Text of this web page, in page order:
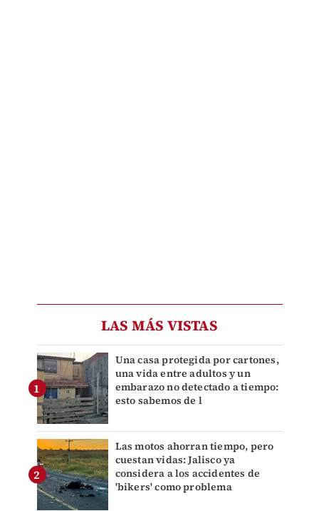
LAS MÁS VISTAS
Una casa protegida por cartones,
una vida entre adultos y un
embarazo no detectado a tiempo:
esto sabemos de l
Las motos ahorran tiempo, pero
cuestan vidas: Jalisco ya
considera a los accidentes de
'bikers' como problema